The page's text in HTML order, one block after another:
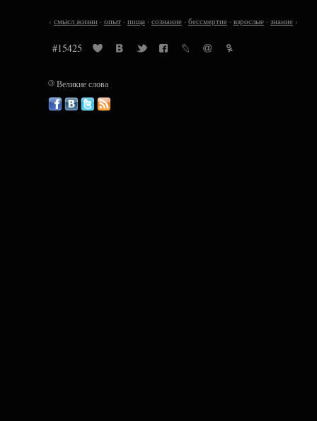
‹ смысл жизни· опыт· пища· сознание· бессмертие· взрослые· знание›
#15425
©Великие слова